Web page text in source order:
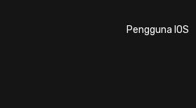
Pengguna IOS